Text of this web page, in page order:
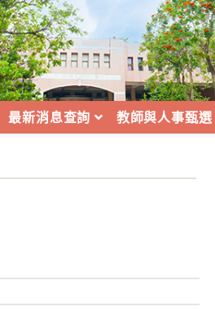
最新消息查詢 教師與人事甄選